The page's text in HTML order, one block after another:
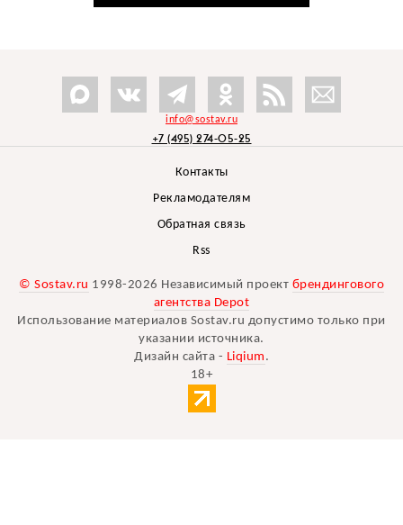
info@sostav.ru
+7 (495) 274-05-25
Контакты
Рекламодателям
Обратная связь
Rss
© Sostav.ru 1998-2026 Независимый проект брендингового
агентства Depot
Использование материалов Sostav.ru допустимо только при
указании источника.
Дизайн сайта - Liqium .
18+